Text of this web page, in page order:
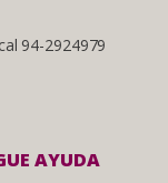
94-2924979
AYUDA